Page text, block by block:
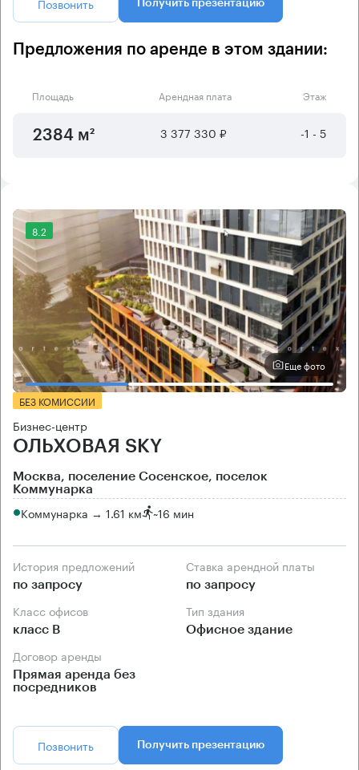
Получить презентацию
Предложения по аренде в этом здании:
Площадь Арендная плата Этаж
2384 м² 3 377 330 ₽ -1 - 5
8.2
Еще фото
БЕЗ КОМИССИИ
Бизнес-центр
ОЛЬХОВАЯ SKY
Москва, поселение Сосенское, поселок
Коммунарка
Коммунарка → 1.61 км ~16 мин
История предложений
по запросу
Ставка арендной платы
по запросу
Класс офисов
класс B
Тип здания
Офисное здание
Договор аренды
Прямая аренда без
посредников
Позвонить Получить презентацию